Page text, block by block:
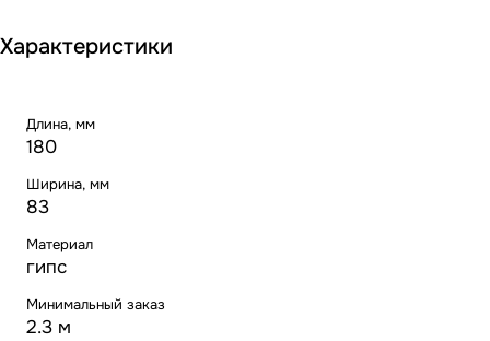
Характеристики
Длина, мм
180
Ширина, мм
83
Материал
гипс
Минимальный заказ
2.3 м